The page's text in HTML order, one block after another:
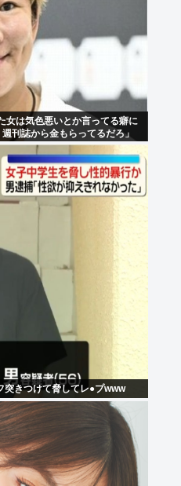
女は気色悪いとか言ってる癖に
刊誌から金もらってるだろ」
突きつけて脅してレ●プwww